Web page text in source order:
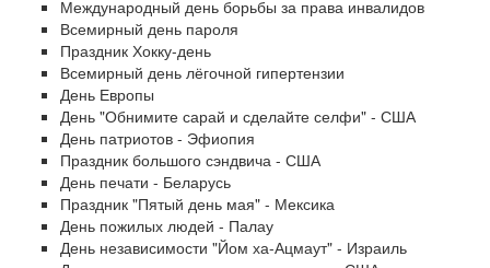
Международный день борьбы за права инвалидов
Всемирный день пароля
Праздник Хокку-день
Всемирный день лёгочной гипертензии
День Европы
День "Обнимите сарай и сделайте селфи" - США
День патриотов - Эфиопия
Праздник большого сэндвича - США
День печати - Беларусь
Праздник "Пятый день мая" - Мексика
День пожилых людей - Палау
День независимости "Йом ха-Ацмаут" - Израиль